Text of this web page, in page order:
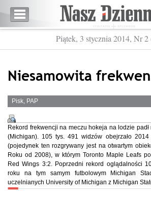
Piątek, 3 stycznia 2014, Nr 2
Niesamowita
Pisk, PAP
Rekord frekwencji na meczu hokeja na lodzie
(Michigan). 105 tys. 491 widzów obejrzało
(pojedynek ten rozgrywany jest na otwartym
Roku od 2008), w którym Toronto Maple Leafs
Red Wings 3:2. Poprzedni rekord oglądalności
roku na tym samym futbolowym Michigan
uczelnianych University of Michigan z Michigan